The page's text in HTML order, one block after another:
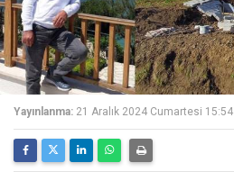
Yayınlanma: 21 Aralık 2024 Cumartesi 15:54